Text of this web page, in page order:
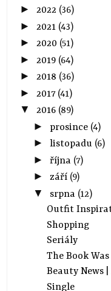
►2022 (36)
► 2021 (43)
►2020 (51)
► 2019 (64)
►2018 (36)
► 2017 (41)
▼ 2016 (89)
► prosince (4)
► listopadu (6)
► října (7)
► září (9)
▼ srpna (12)
Outfit
Shopping
Seriály
The Book
Beauty News
Single